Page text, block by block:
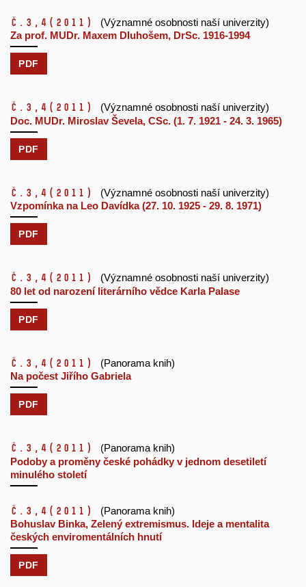
č.3,4 (2011)
(Významné osobnosti naší univerzity)
Za prof. MUDr. Maxem Dluhošem, DrSc. 1916-1994
PDF
č.3,4 (2011)
(Významné osobnosti naší univerzity)
Doc. MUDr. Miroslav Ševela, CSc. (1. 7. 1921 - 24. 3. 1965)
PDF
č.3,4 (2011)
(Významné osobnosti naší univerzity)
Vzpomínka na Leo Davídka (27. 10. 1925 - 29. 8. 1971)
PDF
č.3,4 (2011)
(Významné osobnosti naší univerzity)
80 let od narození literárního vědce Karla Palase
PDF
č.3,4 (2011)
(Panorama knih)
Na počest Jiřího Gabriela
PDF
č.3,4 (2011)
(Panorama knih)
Podoby a proměny české pohádky v jednom desetiletí
minulého století
č.3,4 (2011)
(Panorama knih)
Bohuslav Binka, Zelený extremismus. Ideje a mentalita
českých enviromentálních hnutí
PDF